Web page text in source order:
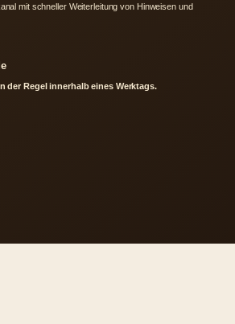
mit schneller Weiterleitung von Hinweisen und
der Regel innerhalb eines Werktags.